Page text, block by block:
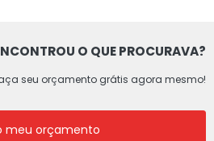
O QUE PROCURAVA?
seu orçamento grátis agora mesmo!
meu orçamento